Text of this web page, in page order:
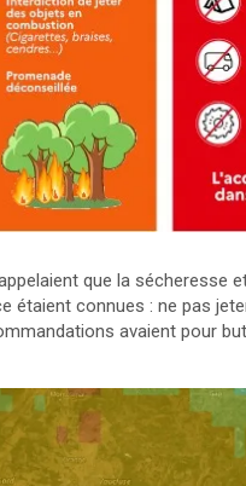
que la sécheresse
étaient connues : ne pas
avaient pour